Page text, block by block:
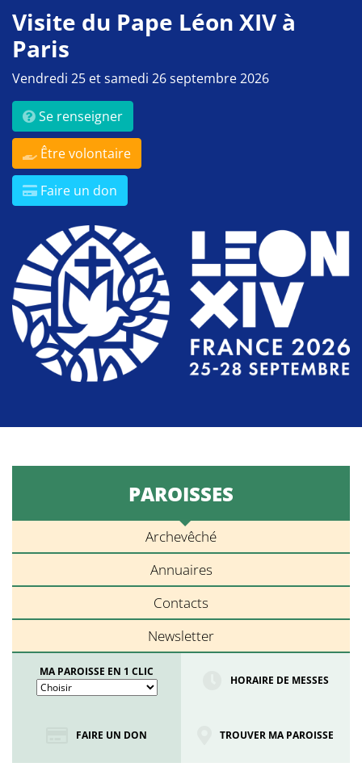
Visite du Pape Léon XIV à
Paris
Vendredi 25 et samedi 26 septembre 2026
Se renseigner
Être volontaire
Faire un don
PAROISSES
Archevêché
Annuaires
Contacts
Newsletter
MA PAROISSE EN 1 CLIC
HORAIRE DE MESSES
FAIRE UN DON TROUVER MA PAROISSE